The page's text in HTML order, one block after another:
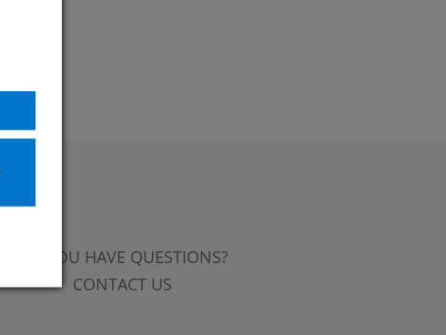
DO YOU HAVE QUESTIONS?
CONTACT US